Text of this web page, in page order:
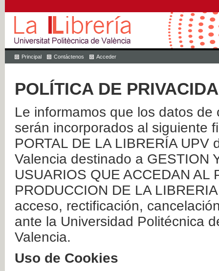
Principal Contáctenos Acceder
POLÍTICA DE
Le informamos que los datos
serán incorporados al siguiente
PORTAL DE LA LIBRERÍA
Valencia destinado a GESTION
USUARIOS QUE ACCEDAN AL
PRODUCCION DE LA
acceso, rectificación,
ante la Universidad Politécnica
Valencia.
Uso de Cookies